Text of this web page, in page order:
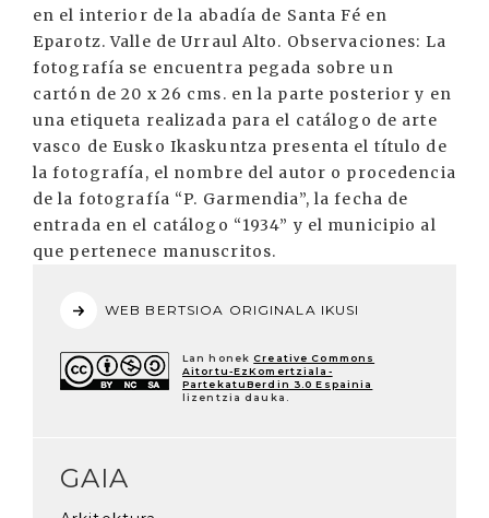
en el interior de la abadía de Santa Fé en
Eparotz. Valle de Urraul Alto. Observaciones: La
fotografía se encuentra pegada sobre un
cartón de 20 x 26 cms. en la parte posterior y en
una etiqueta realizada para el catálogo de arte
vasco de Eusko Ikaskuntza presenta el título de
la fotografía, el nombre del autor o procedencia
de la fotografía “P. Garmendia”, la fecha de
entrada en el catálogo “1934” y el municipio al
que pertenece manuscritos.
WEB BERTSIOA ORIGINALA IKUSI
Lan honek Creative Commons
Aitortu-EzKomertziala-
PartekatuBerdin 3.0 Espainia
lizentzia dauka.
GAIA